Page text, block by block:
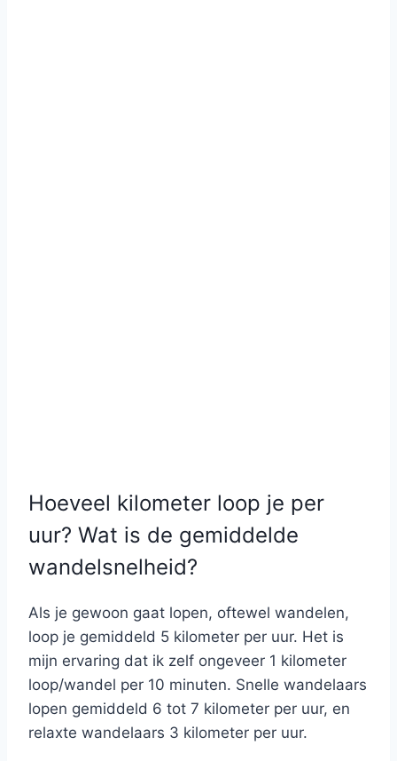
Hoeveel kilometer loop je per
uur? Wat is de gemiddelde
wandelsnelheid?
Als je gewoon gaat lopen, oftewel wandelen,
loop je gemiddeld 5 kilometer per uur. Het is
mijn ervaring dat ik zelf ongeveer 1 kilometer
loop/wandel per 10 minuten. Snelle wandelaars
lopen gemiddeld 6 tot 7 kilometer per uur, en
relaxte wandelaars 3 kilometer per uur.